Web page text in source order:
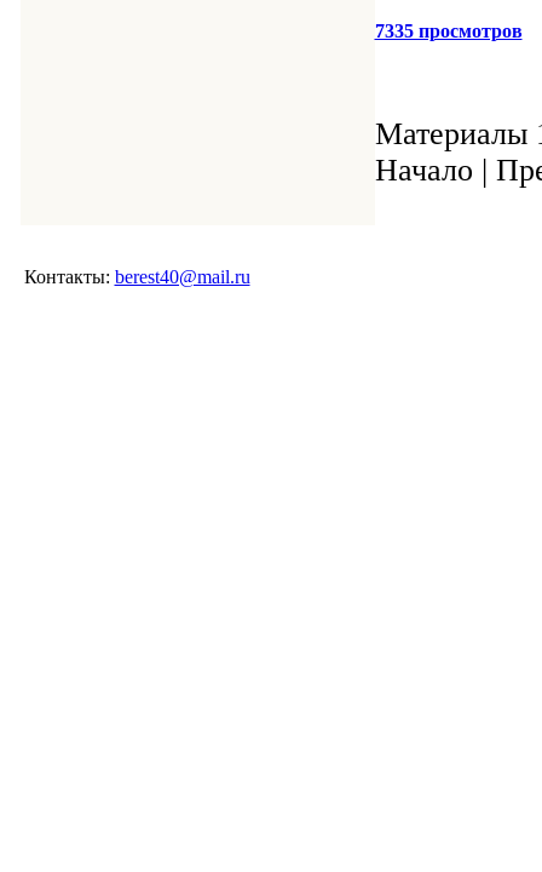
7335 просмотров
Материалы
Начало |
Контакты: berest40@mail.ru